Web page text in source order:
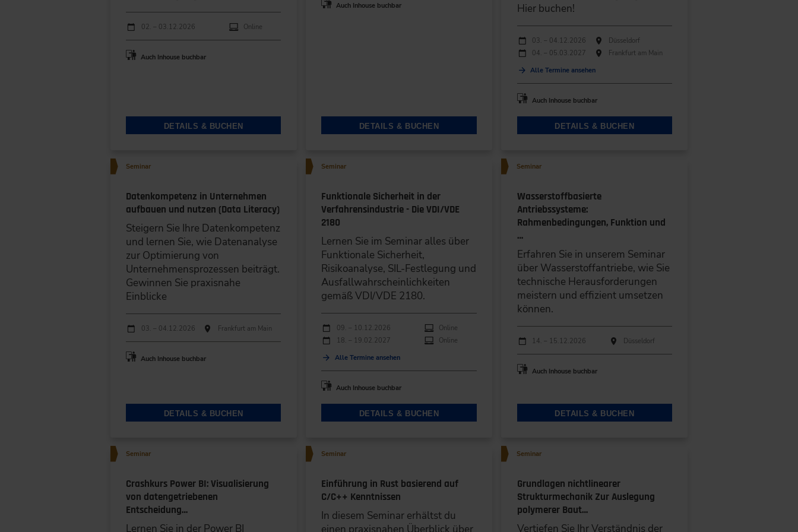
Entwicklung & Konstruktion (35)
Qualitätsmanagement &
Technische Dokumentation (12)
Durchführungen
Veranstaltungsdatum Veranstaltungsort
02. – 03.12.2026 Online
Auch Inhouse buchbar
DETAILS & BUCHEN
Auch Inhouse buchbar
DETAILS & BUCHEN
Hier buchen!
Durchführungen
Veranstaltungsdatum Veranstaltungsort
03. – 04.12.2026
Düsseldorf
04. – 05.03.2027
Frankfurt am Main
Alle Termine ansehen
Auch Inhouse buchbar
DETAILS & BUCHEN
Seminar
Datenkompetenz in Unternehmen
aufbauen und nutzen (Data Literacy)
Steigern Sie Ihre Datenkompetenz
und lernen Sie, wie Datenanalyse
zur Optimierung von
Unternehmensprozessen beiträgt.
Gewinnen Sie praxisnahe
Einblicke
Durchführungen
Veranstaltungsdatum Veranstaltungsort
03. – 04.12.2026 Frankfurt am Main
Auch Inhouse buchbar
DETAILS & BUCHEN
Seminar
Funktionale Sicherheit in der
Verfahrensindustrie - Die VDI/VDE
2180
Lernen Sie im Seminar alles über
Funktionale Sicherheit,
Risikoanalyse, SIL-Festlegung und
Ausfallwahrscheinlichkeiten
gemäß VDI/VDE 2180.
Durchführungen
Veranstaltungsdatum Veranstaltungsort
09. – 10.12.2026
Online
18. – 19.02.2027
Online
Alle Termine ansehen
Auch Inhouse buchbar
DETAILS & BUCHEN
Seminar
Wasserstoffbasierte
Antriebssysteme:
Rahmenbedingungen, Funktion und
…
Erfahren Sie in unserem Seminar
über Wasserstoffantriebe, wie Sie
technische Herausforderungen
meistern und effizient umsetzen
können.
Durchführungen
Veranstaltungsdatum Veranstaltungsort
14. – 15.12.2026 Düsseldorf
Auch Inhouse buchbar
DETAILS & BUCHEN
Seminar
Crashkurs Power BI: Visualisierung
von datengetriebenen
Entscheidung…
Lernen Sie in der Power BI
Seminar
Einführung in Rust basierend auf
C/C++ Kenntnissen
In diesem Seminar erhältst du
einen praxisnahen Überblick über
Seminar
Grundlagen nichtlinearer
Strukturmechanik Zur Auslegung
polymerer Baut…
Vertiefen Sie Ihr Verständnis der